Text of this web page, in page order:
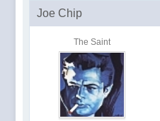
Joe Chip
The Saint